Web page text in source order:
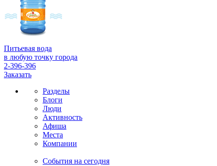
Питьевая вода
в любую точку города
2-396-396
Заказать
Разделы
Блоги
Люди
Активность
Афиша
Места
Компании
События на сегодня